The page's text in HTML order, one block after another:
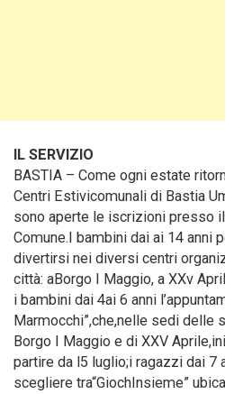
IL SERVIZIO
BASTIA – Come ogni estate
Centri Estivicomunali di Bastia
sono aperte le iscrizioni presso
Comune.I bambini dai ai 14 anni
divertirsi nei diversi centri
città: aBorgo I Maggio, a XXv
i bambini dai 4ai 6 anni
Marmocchi”,che,nelle sedi delle
Borgo I Maggio e di XXV
partire da l5 luglio;i ragazzi dai 7
scegliere tra“GiochInsieme”